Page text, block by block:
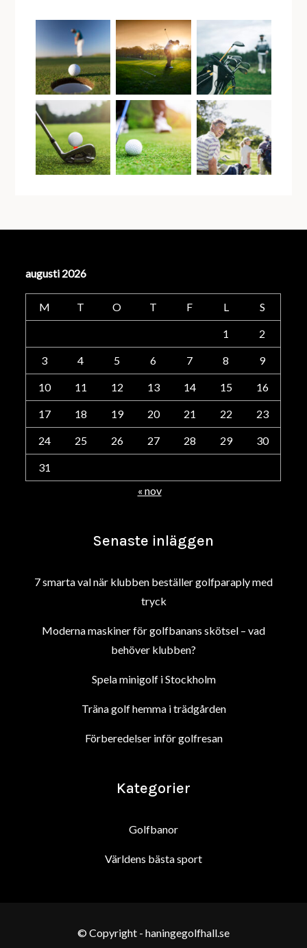
augusti 2026
M T O T F L S
1 2
3 4 5 6 7 8 9
10 11 12 13 14 15 16
17 18 19 20 21 22 23
24 25 26 27 28 29 30
31
« nov
Senaste inläggen
7 smarta val när klubben beställer golfparaply med
tryck
Moderna maskiner för golfbanans skötsel – vad
behöver klubben?
Spela minigolf i Stockholm
Träna golf hemma i trädgården
Förberedelser inför golfresan
Kategorier
Golfbanor
Världens bästa sport
© Copyright - haningegolfhall.se